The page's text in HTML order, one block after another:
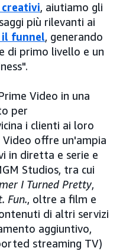
, aiutiamo gli
più rilevanti ai
funnel, generando
di primo livello e un
Video in una
per
i clienti ai loro
offre un'ampia
in diretta e serie e
Studios, tra cui
I Turned Pretty,
Fun., oltre a film e
di altri servizi
aggiuntivo,
streaming TV)